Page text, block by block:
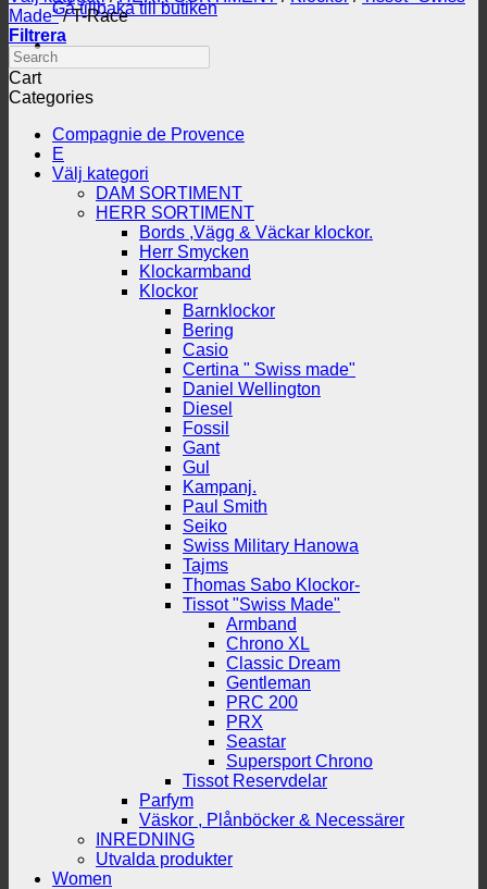
Gå tillbaka till butiken
Made" /T-Race
Filtrera
Search
Cart
Categories
Compagnie de Provence
E
Välj kategori
DAM SORTIMENT
HERR SORTIMENT
Bords ,Vägg & Väckar klockor.
Herr Smycken
Klockarmband
Klockor
Barnklockor
Bering
Casio
Certina " Swiss made"
Daniel Wellington
Diesel
Fossil
Gant
Gul
Kampanj.
Paul Smith
Seiko
Swiss Military Hanowa
Tajms
Thomas Sabo Klockor-
Tissot "Swiss Made"
Armband
Chrono XL
Classic Dream
Gentleman
PRC 200
PRX
Seastar
Supersport Chrono
Tissot Reservdelar
Parfym
Väskor , Plånböcker & Necessärer
INREDNING
Utvalda produkter
Women